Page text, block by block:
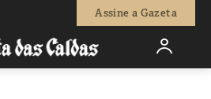
Assine a Gazeta